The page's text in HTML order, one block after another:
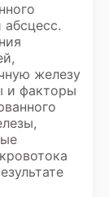
железу
и факторы